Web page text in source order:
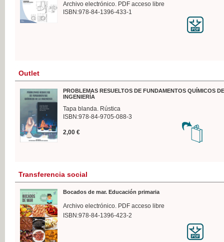
Archivo electrónico. PDF acceso libre
ISBN:978-84-1396-433-1
Outlet
PROBLEMAS RESUELTOS DE FUNDAMENTOS QUÍMICOS
INGENIERÍA
Tapa blanda. Rústica
ISBN:978-84-9705-088-3
2,00 €
Transferencia social
Bocados de mar. Educación primaria
Archivo electrónico. PDF acceso libre
ISBN:978-84-1396-423-2